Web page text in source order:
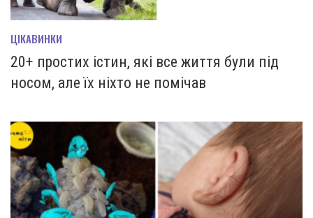
ЦІКАВИНКИ
20+ простих істин, які все життя були під
носом, але їх ніхто не помічав